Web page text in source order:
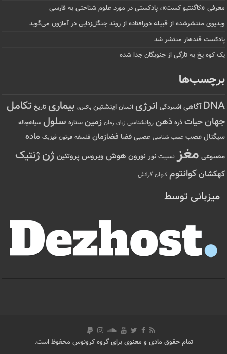
معرفی «کاگنتیو کست»، پادکستی در مورد علوم شناختی به فارسی
ویدیوی منتشرشده از قبیله دورافتاده‌ از روند جنگل‌زدایی در آمازون می‌گوید
پادکست قندهار منتشر شد
یک کوه یخ به تازگی از جنوبگان جدا شده
برچسب‌ها
DNA آگاهی افسردگی انرژی انسان اینشتین باکتری بیماری تاریخ تکامل
جهانحیات ذره ذهن روانشناسی زبان زمان زمین ستاره سلول سیاهچاله
سیگنال عصب عصب شناسی عصبی فضا فضازمان فلسفه فوتون فیزیک ماده
مصنوعی مغز نسبیت نور نورون هوش ویروس پروتئین ژنژنتیک
کهکشانکوانتوم کیهان گرانش
میزبانی توسط
تمام حقوق مادی و معنوی برای گروه کرونوس محفوظ است.